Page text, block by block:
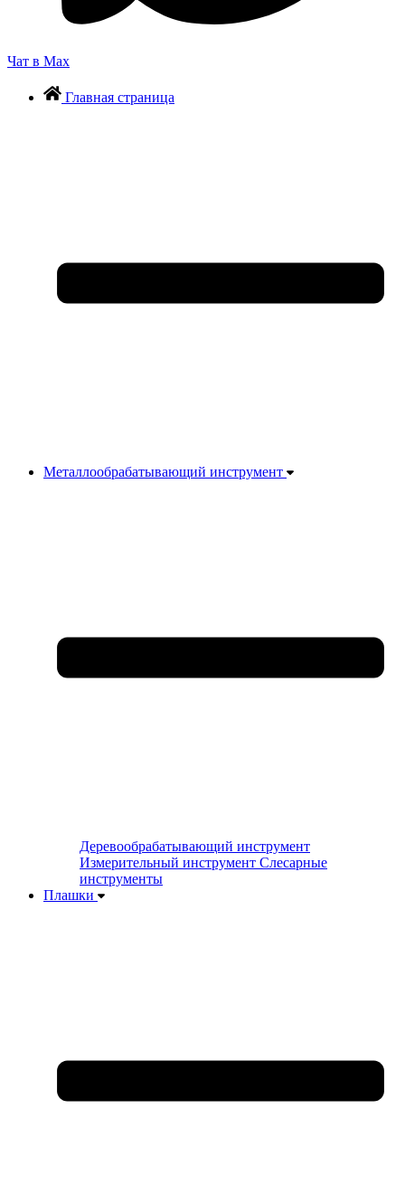
Чат в Max
Главная страница
Металлообрабатывающий инструмент
Деревообрабатывающий инструмент
Измерительный инструмент Слесарные
инструменты
Плашки